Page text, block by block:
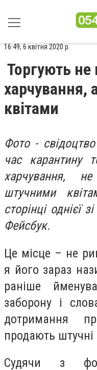
16:49, 6 квітня 2020 р.
Торгують
харчування,
квітами
Фото -
час карантину
харчування,
штучними
сторінці однієї
Фейсбук.
Це місце – не
я його зараз
раніше
заборону і
дотримання
продають штучні
Судячи з